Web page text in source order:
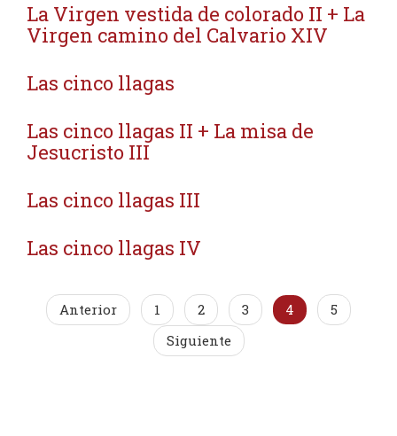
La Virgen vestida de colorado II + La
Virgen camino del Calvario XIV
Las cinco llagas
Las cinco llagas II + La misa de
Jesucristo III
Las cinco llagas III
Las cinco llagas IV
Anterior 1 2 3 4
5
Siguiente